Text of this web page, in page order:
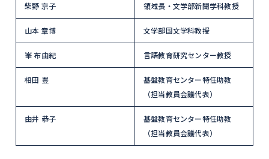
柴野 京子 領域長・文学部新聞学科教授
山本 章博 文学部国文学科教授
峯 布由紀 言語教育研究センター教授
相田 豊
基盤教育センター特任助教
（担当教員会議代表）
由井 恭子
基盤教育センター特任助教
（担当教員会議代表）